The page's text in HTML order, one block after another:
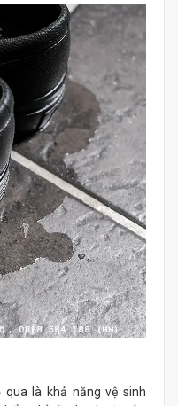
là khả năng vệ sinh